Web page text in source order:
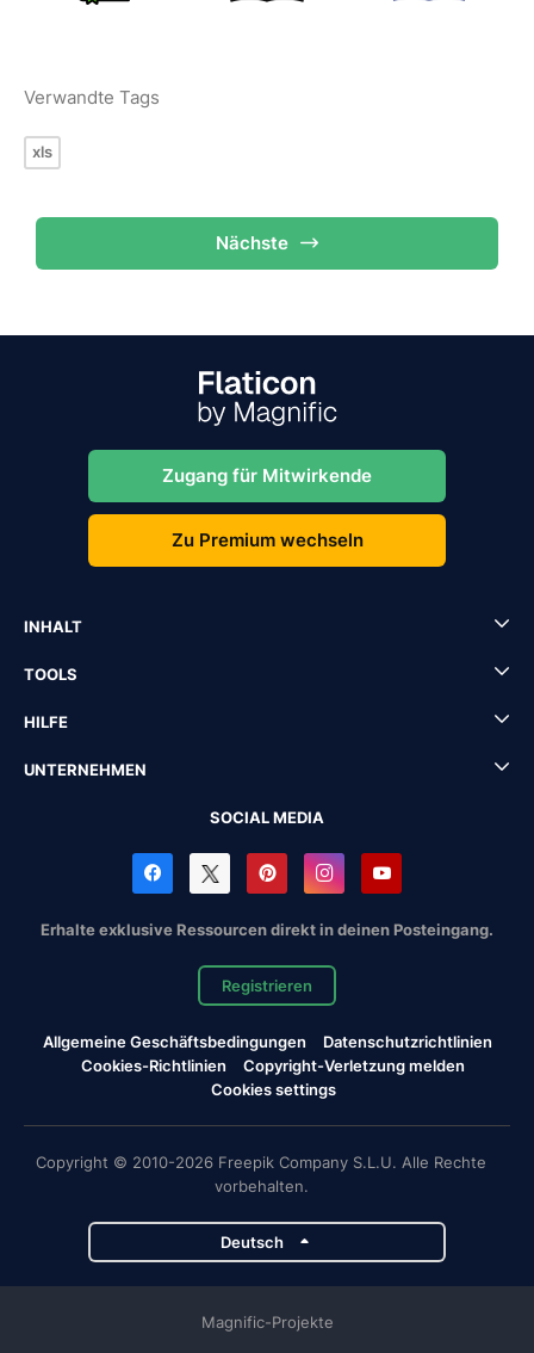
Verwandte Tags
xls
Nächste
Zugang für Mitwirkende
Zu Premium wechseln
INHALT
TOOLS
HILFE
UNTERNEHMEN
SOCIAL MEDIA
Erhalte exklusive Ressourcen direkt in deinen Posteingang.
Registrieren
Allgemeine Geschäftsbedingungen
Datenschutzrichtlinien
Cookies-Richtlinien
Copyright-Verletzung melden
Cookies settings
Copyright © 2010-2026 Freepik Company S.L.U. Alle Rechte
vorbehalten.
Deutsch
Magnific-Projekte